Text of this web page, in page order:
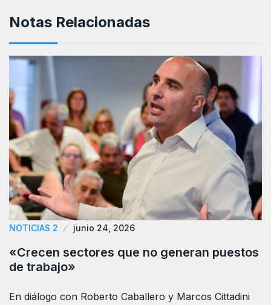
Notas Relacionadas
NOTICIAS 2 junio 24, 2026
«Crecen sectores que no generan puestos
de trabajo»
En diálogo con Roberto Caballero y Marcos Cittadini